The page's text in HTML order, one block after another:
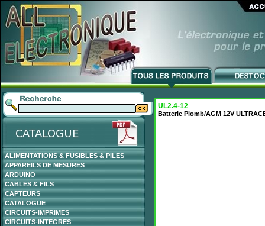
ALIMENTATIONS & FUSIBLES & PILES
APPAREILS DE MESURES
ARDUINO
CABLES & FILS
CAPTEURS
CATALOGUE
CIRCUITS-IMPRIMES
CIRCUITS-INTEGRES
UL2.4-12
Batterie Plomb/AGM 12V